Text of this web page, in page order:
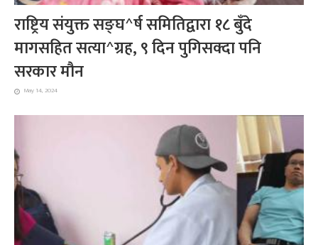
राष्ट्रिय संयुक्त सङ्घ^र्ष समितिद्वारा १८ बुँदे
मागसहित सत्या^ग्रह, ९ दिन पुगिसक्दा पनि
सरकार मौन
May 14, 2024